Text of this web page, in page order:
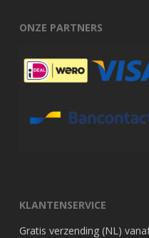
ONZE PARTNERS
KLANTENSERVICE
Gratis verzending (NL)